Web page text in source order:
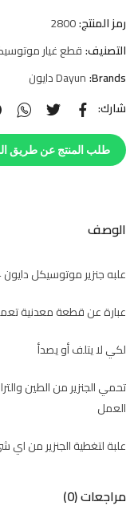
رمز المنتج:2800
التصنيف:قطع غيار
Brands: Dayun دايون
شارك:
طلب المنتج عن طريق
الوصف
علبه جنزير موتوسيكل دايون 4
عبارة عن قطعة معدنية
لكي لا يتلف أو يصدأ
تحمي الجنزير من الطين
العمل
علبة لتغطية الجنزير من
مراجعات (0)